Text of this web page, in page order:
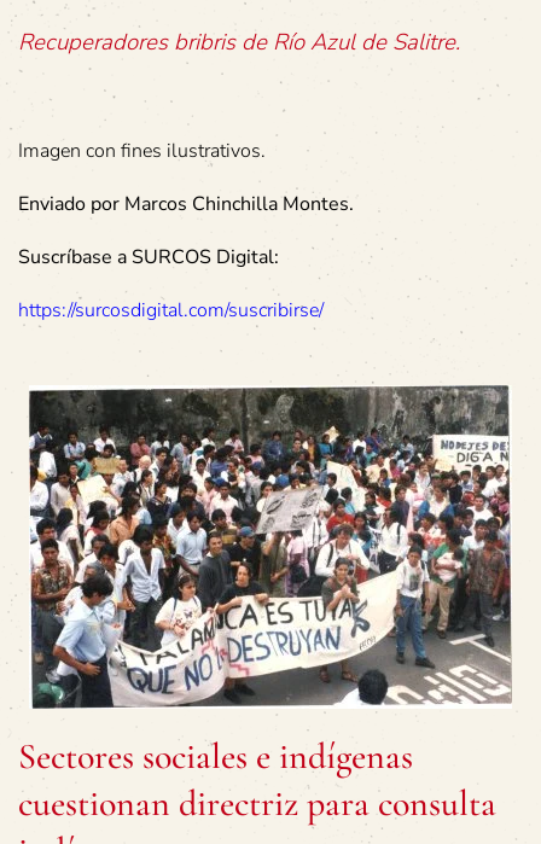
Recuperadores bribris de Río Azul de Salitre.
Imagen con fines ilustrativos.
Enviado por Marcos Chinchilla Montes.
Suscríbase a SURCOS Digital:
https://surcosdigital.com/suscribirse/
Sectores sociales e indígenas
cuestionan directriz para consulta